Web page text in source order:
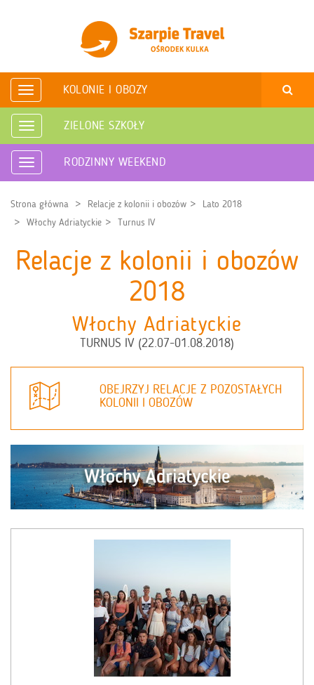
Rozwiń
nawigację
KOLONIE I OBOZY
Rozwiń
nawigację
ZIELONE SZKOŁY
Rozwiń
nawigację
RODZINNY WEEKEND
Strona główna Relacje z kolonii i obozów
Lato 2018
Włochy Adriatyckie
Turnus IV
Relacje z kolonii i obozów
2018
Włochy Adriatyckie
TURNUS IV (22.07-01.08.2018)
OBEJRZYJ RELACJE Z POZOSTAŁYCH
KOLONII I OBOZÓW